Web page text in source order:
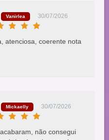
Vanirlea
30/07/2026
atenciosa, coerente nota
Mickaelly
30/07/2026
não consegui